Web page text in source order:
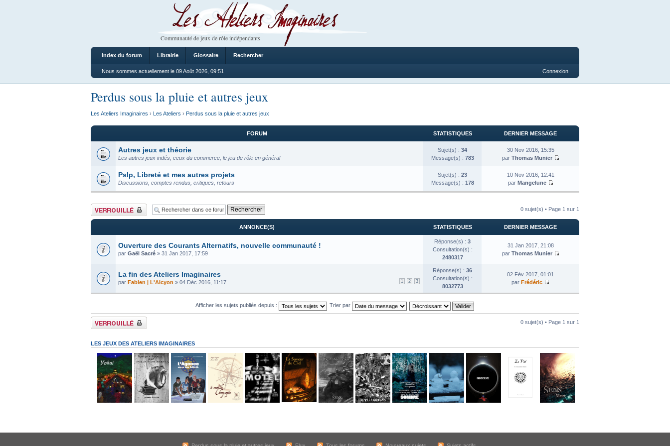
Les Ateliers Imaginaires
Communauté de jeux de rôle indépendants
Index du forum Librairie Glossaire Rechercher
Nous sommes actuellement le 09 Août 2026, 09:51 Connexion
Perdus sous la pluie et autres jeux
Les Ateliers Imaginaires › Les Ateliers › Perdus sous la pluie et autres jeux
FORUM STATISTIQUES DERNIER MESSAGE
Autres jeux et théorie
Les autres jeux indés, ceux du commerce, le jeu de rôle en général
Sujet(s) : 34
Message(s) : 783
30 Nov 2016, 15:35
par Thomas Munier
Pslp, Libreté et mes autres projets
Discussions, comptes rendus, critiques, retours
Sujet(s) : 23
Message(s) : 178
10 Nov 2016, 12:41
par Mangelune
Forum verrouillé 0 sujet(s) • Page 1 sur 1
ANNONCE(S) STATISTIQUES DERNIER MESSAGE
Ouverture des Courants Alternatifs, nouvelle communauté !
par Gaël Sacré » 31 Jan 2017, 17:59
Réponse(s) : 3
Consultation(s) :
2480317
31 Jan 2017, 21:08
par Thomas Munier
La fin des Ateliers Imaginaires
1 2 3
par Fabien | L'Alcyon » 04 Déc 2016, 11:17
Réponse(s) : 36
Consultation(s) :
8032773
02 Fév 2017, 01:01
par Frédéric
Afficher les sujets publiés depuis : Trier par
Forum verrouillé 0 sujet(s) • Page 1 sur 1
LES JEUX DES ATELIERS IMAGINAIRES